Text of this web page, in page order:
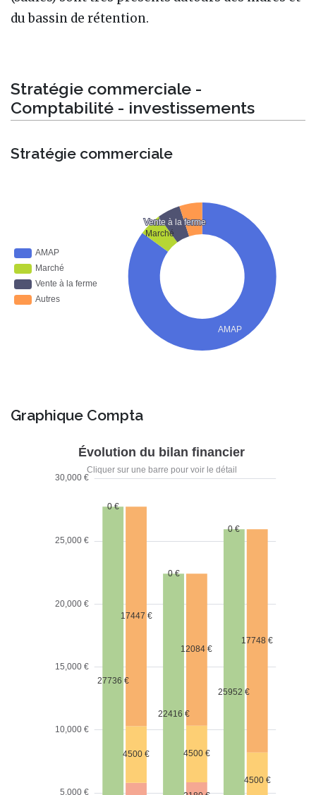
du bassin de rétention.
Stratégie commerciale -
Comptabilité - investissements
Stratégie commerciale
Graphique Compta